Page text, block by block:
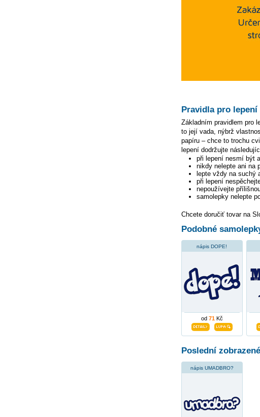
Pravidla pro
Základním pravidlem pro
to její vada, nýbrž
papíru – chce to trochu
lepení dodržujte
při lepení nesmí být
nikdy nelepte ani na
lepte vždy na suchý
při lepení
nepoužívejte
samolepky nelepte
Chcete doručiť tovar na
Podobné
nápis DOPE!
od 71Kč
Poslední
nápis UMADBRO?